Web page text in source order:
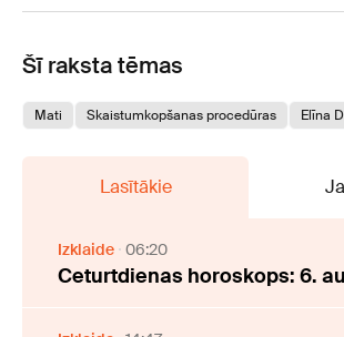
Šī raksta tēmas
Mati Skaistumkopšanas procedūras Elīna
Lasītākie
Izklaide 06:20
Ceturtdienas horoskops: 6.